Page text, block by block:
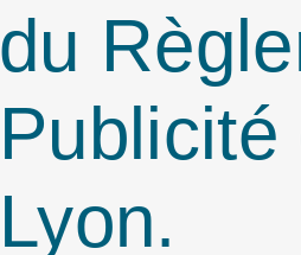
du
Lyon.